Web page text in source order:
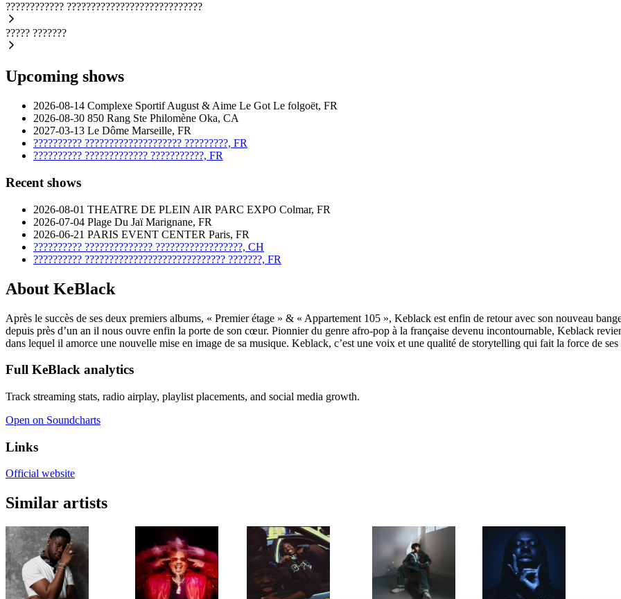
???????????? ????????????????????????????
????? ???????
Upcoming shows
2026-08-14 Complexe Sportif August & Aime Le Got Le folgoët, FR
2026-08-30 850 Rang Ste Philomène Oka, CA
2027-03-13 Le Dôme Marseille, FR
?????????? ???????????????????? ?????????, FR
?????????? ????????????? ???????????, FR
Recent shows
2026-08-01 THEATRE DE PLEIN AIR PARC EXPO Colmar, FR
2026-07-04 Plage Du Jaï Marignane, FR
2026-06-21 PARIS EVENT CENTER Paris, FR
?????????? ?????????????? ??????????????????, CH
?????????? ????????????????????????????? ???????, FR
About KeBlack
Après le succès de ses deux premiers albums, « Premier étage » & « Appartement 105 », Keblack est enfin de retour avec son nouveau
depuis près d’un an il nous ouvre enfin la porte de son cœur. Pionnier du genre afro-pop à la française devenu incontournable, Keblack
dans lequel il amorce une nouvelle mise en image de sa musique. Keblack, c’est une voix et une qualité de storytelling qui fait la force de
Full KeBlack analytics
Track streaming stats, radio airplay, playlist placements, and social media growth.
Open on Soundcharts
Links
Official website
Similar artists